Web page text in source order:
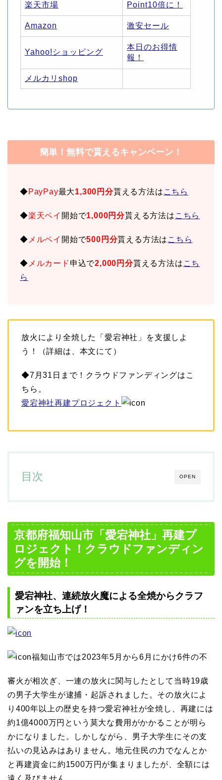
楽天市場 Point10倍に！
Amazon 激安セール
Yahoo!ショッピング
本日のお得情
報！
メルカリshop
簡単！無料で貰えるキャンペーン！
◆PayPay最大1,300円分貰える方法は こちら
◆楽天ペイ 開始で1,000円分貰える方法は こちら
◆ メルペイ 開始で500円分貰える方法は こちら
◆ メルカード 申込で2,000円分貰える方法は こち
ら
放火により全焼した「愛宕神社」を支援しよ
う！（詳細は、本文にて）
◆7月31日まで！クラウドファンディングはこ
ちら。
愛宕神社再建プロジェクト
OPEN
目次
京都府福知山市「愛宕神社」再建プ
ロジェクト！クラウドファンディン
グを開始！
愛宕神社、連続放火魔による全焼からクラフ
ァンを立ち上げ！
福知山市では2023年5月から6月にかけ6件の不
審火が相次ぎ、一連の放火に関与したとして当時19歳
の男子大学生が逮捕・起訴されました。その放火によ
り400年以上の歴史を持つ愛宕神社が全焼し、再建には
約1億4000万円という莫大な費用がかかることが明ら
かになりました。しかしながら、男子大学生にその支
払いの見込みはありません。地元住民の力でなんとか
と再建資金に約1500万円が集まりましたが、全額には
遠く及びません。